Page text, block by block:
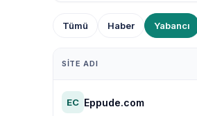
Tümü Haber Yabancı
SITE ADI
EC Eppude.com